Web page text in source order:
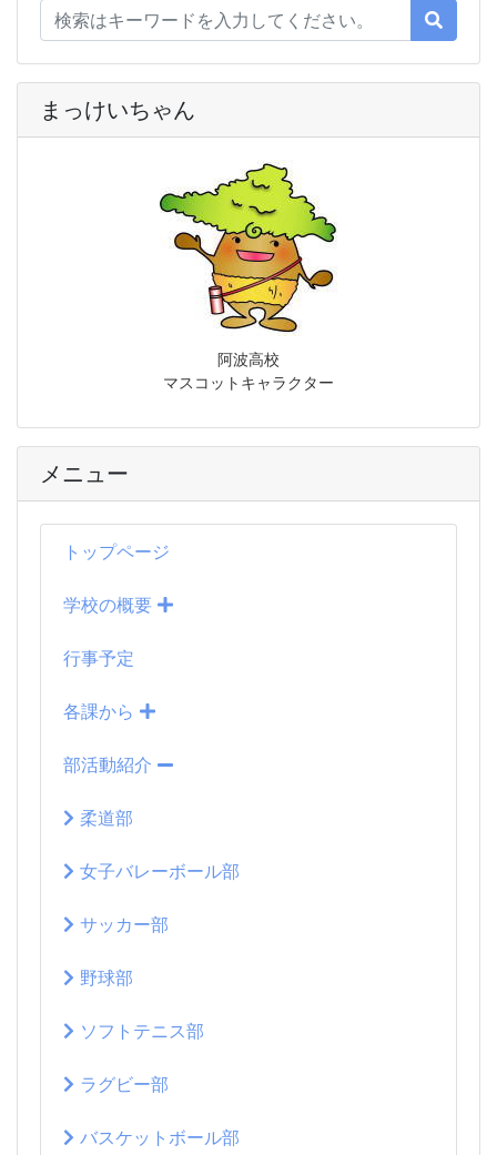
まっけいちゃん
阿波高校
マスコットキャラクター
メニュー
トップページ
学校の概要
行事予定
各課から
部活動紹介
柔道部
女子バレーボール部
サッカー部
野球部
ソフトテニス部
ラグビー部
バスケットボール部